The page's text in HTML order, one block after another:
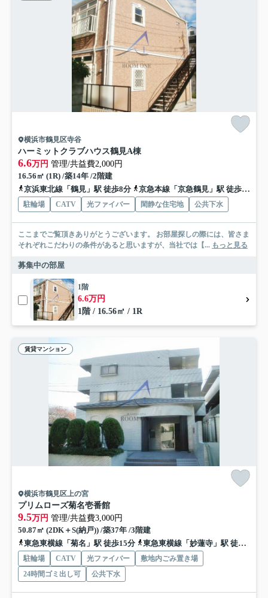
横浜市鶴見区寺谷
ハーミットクラブハウス鶴見A棟
6.6万円 管理/共益費2,000円
16.56㎡ (1R) /築14年 /2階建
京浜東北線「鶴見」駅 徒歩8分
京急本線「京急鶴見」駅 徒歩9分
駐輪場 CATV 光ファイバー 閑静な住宅地 公共下水
ここまでご覧頂きありがとうございます。 お部屋探しの際には、皆さま
それぞれこだわりの条件があると思いますが、当社では【... もっと見る
募集中の部屋
1階
6.6万円
1階 / 16.56㎡ / 1R
賃貸マンション
横浜市鶴見区上の宮
プリムローズ菊名壱番館
9.5万円 管理/共益費3,000円
50.87㎡ (2DK＋S(納戸)) /築37年 /3階建
東急東横線「菊名」駅 徒歩15分
東急東横線「妙蓮寺」駅 徒歩23分
駐輪場 CATV 光ファイバー
敷地内ごみ置き場
24時間ゴミ出し可
公共下水